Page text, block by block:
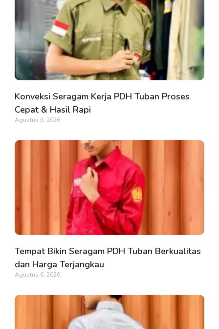
Konveksi Seragam Kerja PDH Tuban Proses
Cepat & Hasil Rapi
Agustus 6, 2026
Tempat Bikin Seragam PDH Tuban Berkualitas
dan Harga Terjangkau
Agustus 6, 2026